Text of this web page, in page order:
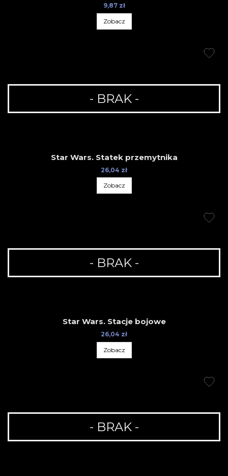
9,87 zł
Zobacz
- BRAK -
Star Wars. Statek przemytnika
26,04 zł
Zobacz
- BRAK -
Star Wars. Stacje bojowe
26,04 zł
Zobacz
- BRAK -